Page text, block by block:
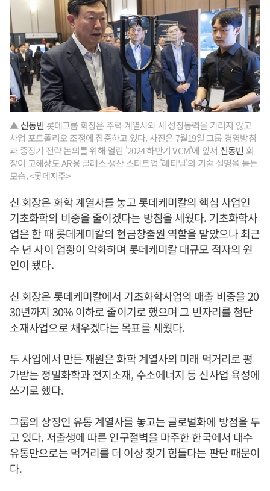
▲ 신동빈 롯데그룹 회장은 주력 계열사와 새 성장동력을 가리지 않고
사업 포트폴리오 조정에 집중하고 있다. 사진은 7월19일 그룹 경영방침
과 중장기 전략 논의를 위해 열린 '2024 하반기 VCM'에 앞서 신동빈 회
장이 고해상도 AR용 글래스 생산 스타트업 '레티널'의 기술 설명을 듣는
모습. <롯데지주>
신 회장은 화학 계열사를 놓고 롯데케미칼의 핵심 사업인
기초화학의 비중을 줄이겠다는 방침을 세웠다. 기초화학사
업은 한 때 롯데케미칼의 현금창출원 역할을 맡았으나 최근
수 년 사이 업황이 악화하며 롯데케미칼 대규모 적자의 원
인이 됐다.
신 회장은 롯데케미칼에서 기초화학사업의 매출 비중을 20
30년까지 30% 이하로 줄이기로 했으며 그 빈자리를 첨단
소재사업으로 채우겠다는 목표를 세웠다.
두 사업에서 만든 재원은 화학 계열사의 미래 먹거리로 평
가받는 정밀화학과 전지소재, 수소에너지 등 신사업 육성에
쓰기로 했다.
그룹의 상징인 유통 계열사를 놓고는 글로벌화에 방점을 두
고 있다. 저출생에 따른 인구절벽을 마주한 한국에서 내수
유통만으로는 먹거리를 더 이상 찾기 힘들다는 판단 때문이
다.